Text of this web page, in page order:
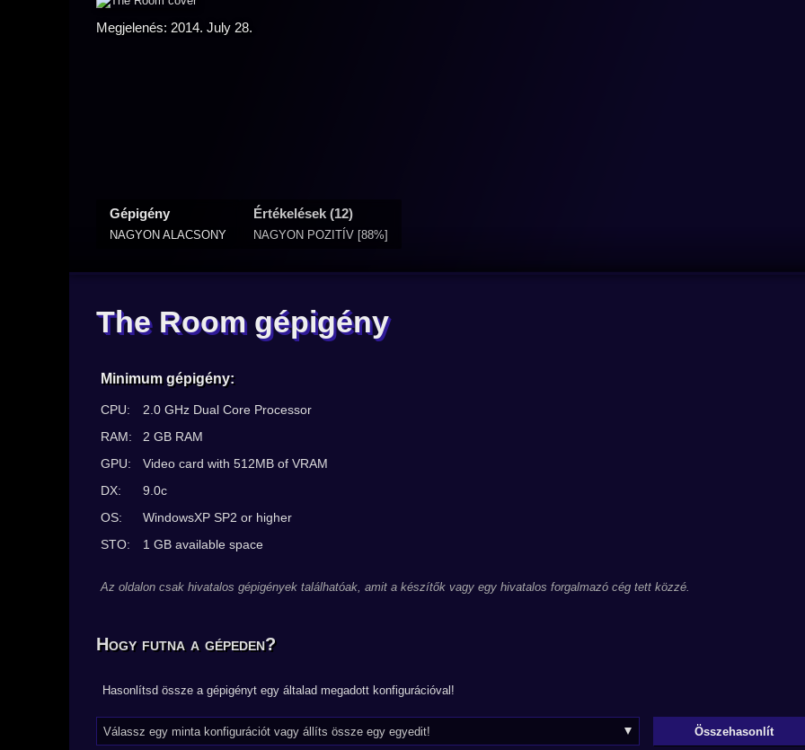
Megjelenés: 2014. July 28.
Gépigény
NAGYON ALACSONY
Értékelések (12)
NAGYON POZITÍV [88%]
The Room gépigény
Minimum gépigény:
CPU:
2.0 GHz Dual Core Processor
RAM:
2 GB RAM
GPU:
Video card with 512MB of VRAM
DX:
9.0c
OS:
WindowsXP SP2 or higher
STO:
1 GB available space
Az oldalon csak hivatalos gépigények találhatóak, amit a készítők vagy egy hivatalos forgalmazó cég tett közzé.
Hogy futna a gépeden?
Hasonlítsd össze a gépigényt egy általad megadott konfigurációval!